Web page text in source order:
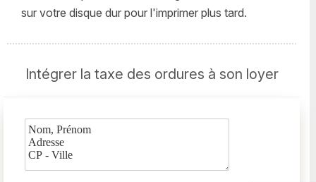
sur votre disque dur pour l'imprimer plus tard.
Intégrer la taxe des ordures à son loyer